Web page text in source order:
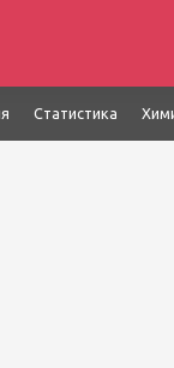
Статистика